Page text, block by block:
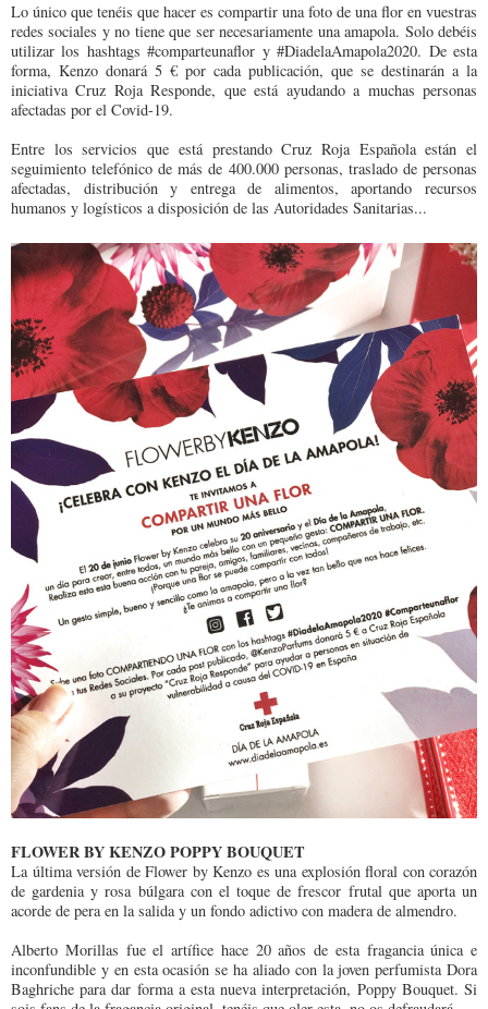
Lo único que tenéis que hacer es compartir una foto de una flor en vuestras
redes sociales y no tiene que ser necesariamente una amapola. Solo debéis
utilizar los hashtags #comparteunaflor y #DiadelaAmapola2020. De esta
forma, Kenzo donará 5 € por cada publicación, que se destinarán a la
iniciativa Cruz Roja Responde, que está ayudando a muchas personas
afectadas por el Covid-19.
Entre los servicios que está prestando Cruz Roja Española están el
seguimiento telefónico de más de 400.000 personas, traslado de personas
afectadas, distribución y entrega de alimentos, aportando recursos
humanos y logísticos a disposición de las Autoridades Sanitarias...
FLOWER BY KENZO POPPY BOUQUET
La última versión de Flower by Kenzo es una explosión floral con corazón
de gardenia y rosa búlgara con el toque de frescor frutal que aporta un
acorde de pera en la salida y un fondo adictivo con madera de almendro.
Alberto Morillas fue el artífice hace 20 años de esta fragancia única e
inconfundible y en esta ocasión se ha aliado con la joven perfumista Dora
Baghriche para dar forma a esta nueva interpretación, Poppy Bouquet. Si